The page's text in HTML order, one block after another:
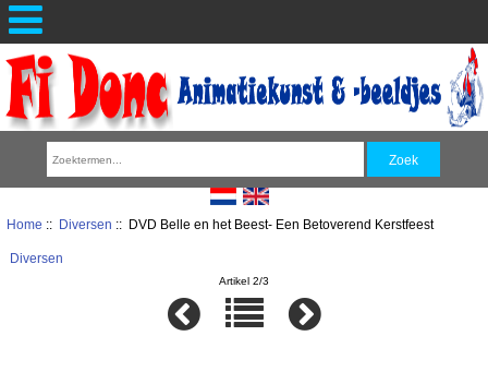
Home :: Diversen :: DVD Belle en het Beest- Een Betoverend Kerstfeest
Diversen
Artikel 2/3